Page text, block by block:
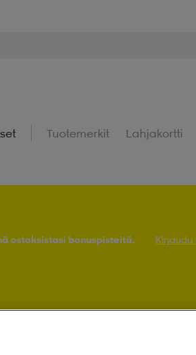
Tuotemerkit Lahjakortti
ostoksistasi bonuspisteitä. Kirjaudu